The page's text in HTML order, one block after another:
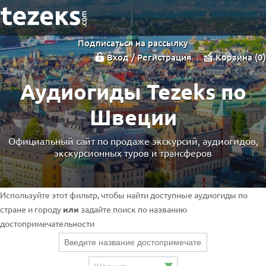
Подписаться на рассылку
Вход / Регистрация
Корзина 0
Аудиогиды Tezeks по
Швеции
Официальный сайт по продаже экскурсий, аудиогидов,
экскурсионных туров и трансферов
Используйте этот фильтр, чтобы найти доступные аудиогиды по
стране и городу или задайте поиск по названию
достопримечательности